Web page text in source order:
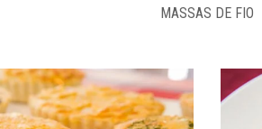
MASSAS DE FIO